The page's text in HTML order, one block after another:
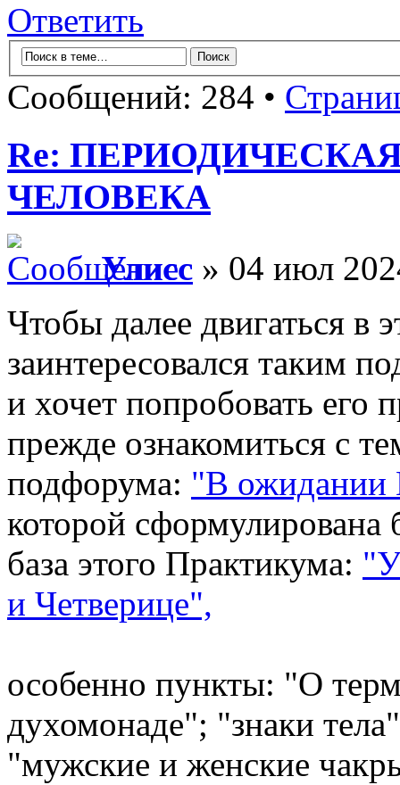
Ответить
Сообщений: 284 •
Re:
ЧЕЛОВЕКА
Улисс » 04 июл
Чтобы далее двигаться в
заинтересовался таким
и хочет попробовать его
прежде ознакомиться с
подфорума: "В ожидании
которой сформулирована
база этого Практикума:
и Четверице",
особенно пункты: "О
духомонаде"; "знаки
"мужские и женские